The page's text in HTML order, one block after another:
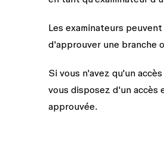
Les examinateurs
d'approuverune branche
Si vous n'avez qu'un
vous disposez d'un accès
approuvée.